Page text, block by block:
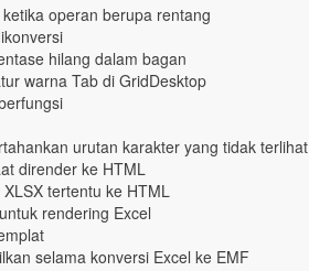
operan berupa rentang
hilang dalam bagan
warna Tab di GridDesktop
urutan karakter yang tidak terlihat
dirender ke HTML
tertentu ke HTML
rendering Excel
selama konversi Excel ke EMF